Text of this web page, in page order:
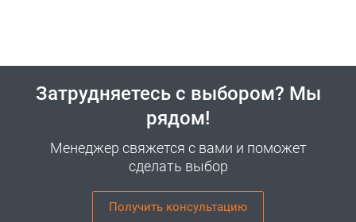
Затрудняетесь с выбором? Мы
рядом!
Менеджер свяжется с вами и поможет
сделать выбор
Получить консультацию